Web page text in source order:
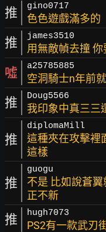
推 gino0717
色色遊戲滿多的
推 james3510
用無敵幀去撞
噓 a25785885
空洞騎士n年前
推 Doug5566
我印象中真三三
推
diplomaMill
這種夾在攻擊裡
這樣
推
guogu
不是 比如說蒼
正不新
推 hugh7073
PS2有一款武刃